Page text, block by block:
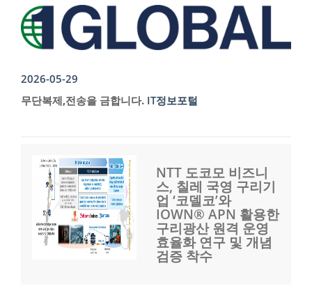
2026-05-29
무단복제,전송을 금합니다. IT정보포털
NTT 도코모 비즈니
스, 칠레 국영 구리기
업 ‘코델코’와
IOWN® APN 활용한
구리광산 원격 운영
효율화 연구 및 개념
검증 착수